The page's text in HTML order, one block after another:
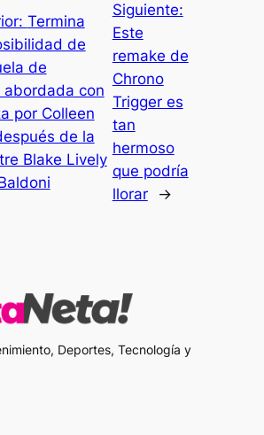
Termina
de
de
abordada con
por Colleen
de la
Blake Lively
Siguiente:
Este
remake de
Chrono
Trigger es
tan
hermoso
que podría
llorar
→
Deportes, Tecnología y